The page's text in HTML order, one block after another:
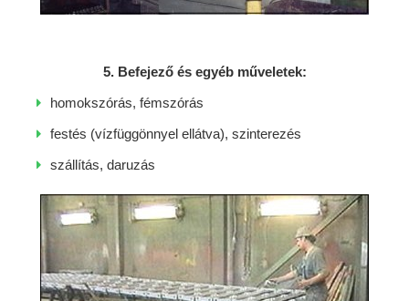
5. Befejező és egyéb műveletek:
homokszórás, fémszórás
festés (vízfüggönnyel ellátva), szinterezés
szállítás, daruzás